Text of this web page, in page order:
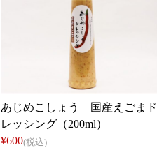
あじめこしょう 国産えごまド
レッシング（200ml）
¥600(税込)